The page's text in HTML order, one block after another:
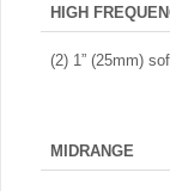
HIGH
(2) 1” (25mm)
MIDRANGE